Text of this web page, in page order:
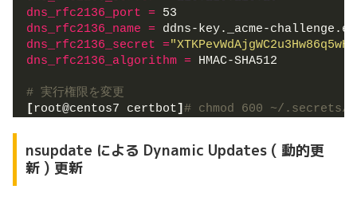
dns_rfc2136_port = 53
dns_rfc2136_name = ddns-key._acme-
dns_rfc2136_secret =
dns_rfc2136_algorithm = HMAC-SHA512
# 実行権限を変更
[root@centos7 certbot] # chmod 600 ~/.secrets/
nsupdate による Dynamic Updates ( 動的更
新 ) 更新